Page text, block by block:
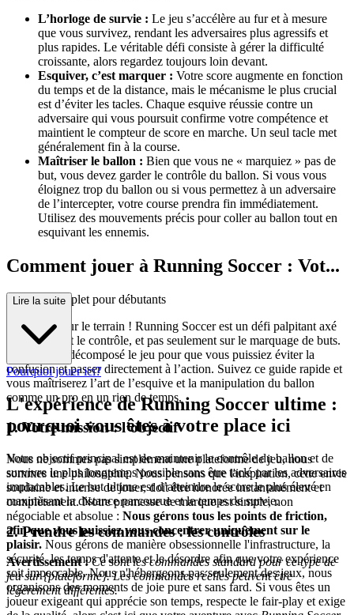
L’horloge de survie : Le jeu s’accélère au fur et à mesure
que vous survivez, rendant les adversaires plus agressifs et
plus rapides. Le véritable défi consiste à gérer la difficulté
croissante, alors regardez toujours loin devant.
Esquiver, c’est marquer : Votre score augmente en fonction
du temps et de la distance, mais le mécanisme le plus crucial
est d’éviter les tacles. Chaque esquive réussie contre un
adversaire qui vous poursuit confirme votre compétence et
maintient le compteur de score en marche. Un seul tacle met
généralement fin à la course.
Maîtriser le ballon : Bien que vous ne « marquiez » pas de
but, vous devez garder le contrôle du ballon. Si vous vous
éloignez trop du ballon ou si vous permettez à un adversaire
de l’intercepter, votre course prendra fin immédiatement.
Utilisez des mouvements précis pour coller au ballon tout en
esquivant les ennemis.
Comment jouer à Running Soccer : Vot...
re guide complet pour débutants
Bienvenue sur le terrain ! Running Soccer est un défi palpitant axé
sur l’agilité et le contrôle, et pas seulement sur le marquage de buts.
Nous avons décomposé le jeu pour que vous puissiez éviter la
confusion et passer directement à l’action. Suivez ce guide rapide et
vous maîtriserez l’art de l’esquive et la manipulation du ballon
comme un pro en un rien de temps.
1. Votre mission : l’objectif
Votre objectif principal est de maintenir le contrôle du ballon et de
survivre le plus longtemps possible sans être taclé par les adversaires
implacables. Le but ultime est d’atteindre le score le plus élevé en
maximisant la distance parcourue et le temps de survie.
2. Prendre les commandes : les contrôles
Avertissement : Ce sont les commandes standard pour ce type de
jeu sur {plateforme}. Les commandes réelles peuvent être
légèrement différentes.
Lire la suite
Pourquoi jouer ici?
L'expérience de Running Soccer ultime :
pourquoi vous êtes à votre place ici
Nous ne sommes pas simplement une plateforme de jeu, nous
sommes une philosophie. Nous pensons que l'inspiration, cette envie
soudaine et intense de jouer, doit être honorée instantanément et
complètement. Notre promesse de marque est simple, non
négociable et absolue : Nous gérons tous les points de friction,
afin que vous puissiez vous concentrer uniquement sur le
plaisir. Nous gérons de manière obsessionnelle l'infrastructure, la
sécurité, les temps d'attente et le désordre afin que votre expérience
soit impeccable. Nous n'hébergeons pas seulement des jeux, nous
organisons des moments de joie pure et sans fard. Si vous êtes un
joueur exigeant qui apprécie son temps, respecte le fair-play et exige